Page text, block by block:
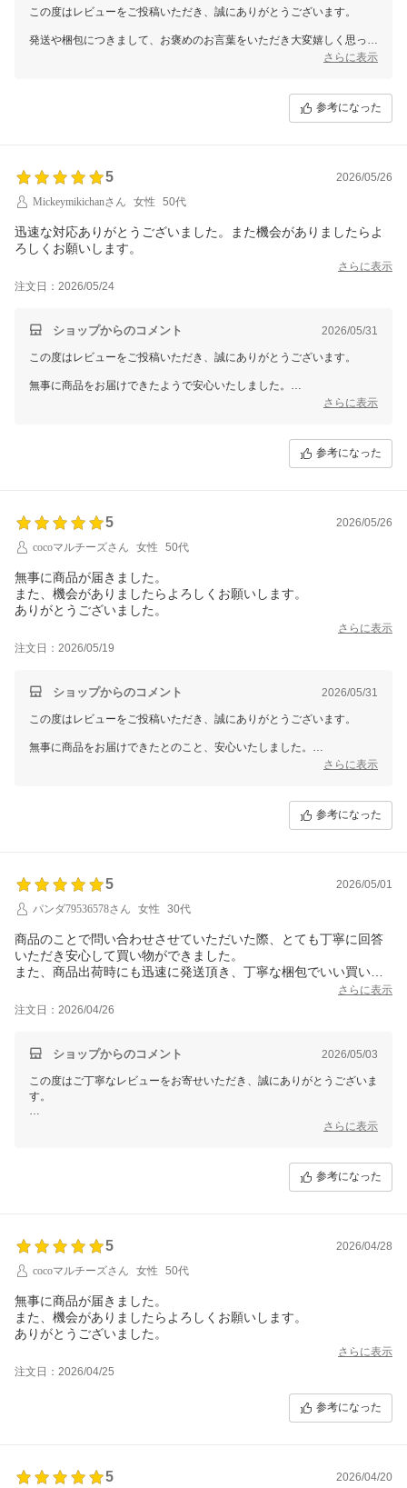
この度はレビューをご投稿いただき、誠にありがとうございます。
発送や梱包につきまして、お褒めのお言葉をいただき大変嬉しく思って
これからも安心してお買い物をお楽しみいただけるよう、丁寧な対応を
またのご縁を心よりお待ちしております。
さらに表示
参考になった
5
2026/05/26
Mickeymikichanさん
女性 50代
迅速な対応ありがとうございました。また機会がありましたらよ
ろしくお願いします。
さらに表示
注文日：2026/05/24
ショップからのコメント 2026/05/31
この度はレビューをご投稿いただき、誠にありがとうございます。
無事に商品をお届けできたようで安心いたしました。
これからも気持ちよくお買い物をしていただけるよう努めてまいります
ので、また機会がございましたらぜひご利用くださいませ。
さらに表示
参考になった
5
2026/05/26
cocoマルチーズさん
女性 50代
無事に商品が届きました。
また、機会がありましたらよろしくお願いします。
ありがとうございました。
さらに表示
注文日：2026/05/19
ショップからのコメント 2026/05/31
この度はレビューをご投稿いただき、誠にありがとうございます。
無事に商品をお届けできたとのこと、安心いたしました。
これからも安心してお買い物をお楽しみいただけるよう努めてまいりま
すので、また機会がございましたらぜひご利用くださいませ。
さらに表示
参考になった
5
2026/05/01
パンダ79536578さん
女性 30代
商品のことで問い合わせさせていただいた際、とても丁寧に回答
いただき安心して買い物ができました。
また、商品出荷時にも迅速に発送頂き、丁寧な梱包でいい買い物
さらに表示
注文日：2026/04/26
ショップからのコメント 2026/05/03
この度はご丁寧なレビューをお寄せいただき、誠にありがとうございま
す。
安心してお買い物いただけたとお聞きでき、とても嬉しく拝見いたしま
またのご縁を心よりお待ちしております。
さらに表示
参考になった
5
2026/04/28
cocoマルチーズさん
女性 50代
無事に商品が届きました。
また、機会がありましたらよろしくお願いします。
ありがとうございました。
さらに表示
注文日：2026/04/25
参考になった
5 2026/04/20